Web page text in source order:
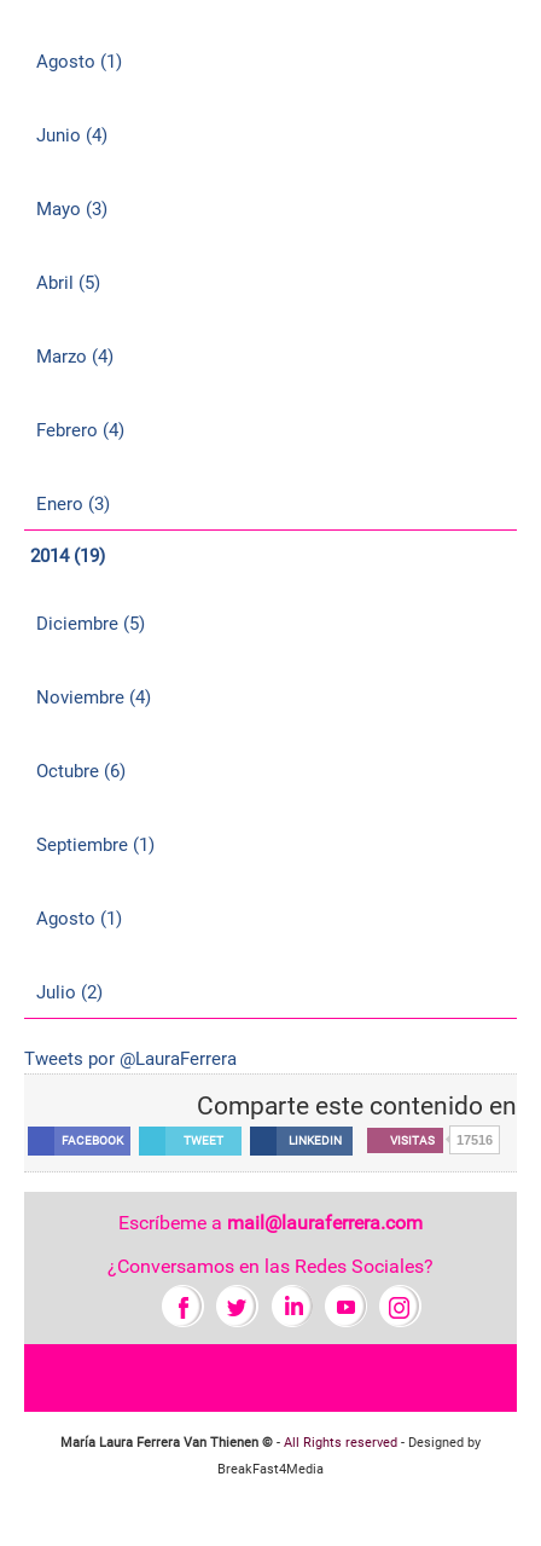
Agosto (1)
Junio (4)
Mayo (3)
Abril (5)
Marzo (4)
Febrero (4)
Enero (3)
2014 (19)
Diciembre (5)
Noviembre (4)
Octubre (6)
Septiembre (1)
Agosto (1)
Julio (2)
Tweets por @LauraFerrera
Comparte este contenido en
FACEBOOK TWEET LINKEDIN VISITAS 17516
Escríbeme a mail@lauraferrera.com
¿Conversamos en las Redes Sociales?
María Laura Ferrera Van Thienen © - All Rights reserved - Designed by
BreakFast4Media